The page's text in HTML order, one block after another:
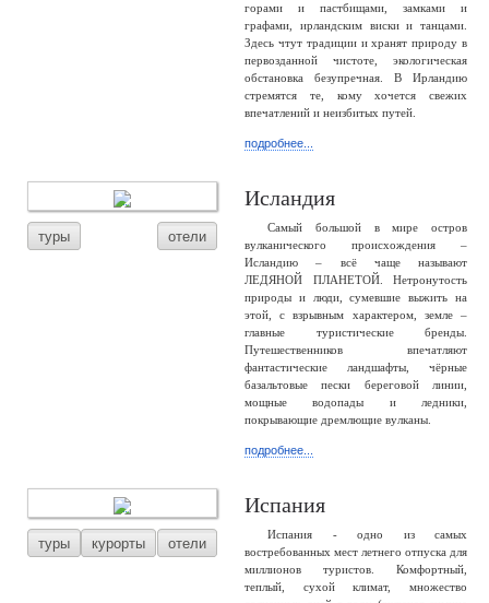
горами и пастбищами, замками и
графами, ирландским виски и танцами.
Здесь чтут традиции и хранят природу в
первозданной чистоте, экологическая
обстановка безупречная. В Ирландию
стремятся те, кому хочется свежих
впечатлений и неизбитых путей.
подробнее...
туры отели
Исландия
Самый большой в мире остров
вулканического происхождения –
Исландию – всё чаще называют
ЛЕДЯНОЙ ПЛАНЕТОЙ. Нетронутость
природы и люди, сумевшие выжить на
этой, с взрывным характером, земле –
главные туристические бренды.
Путешественников впечатляют
фантастические ландшафты, чёрные
базальтовые пески береговой линии,
мощные водопады и ледники,
покрывающие дремлющие вулканы.
подробнее...
туры курорты отели
Испания
Испания - одно из самых
востребованных мест летнего отпуска для
миллионов туристов. Комфортный,
теплый, сухой климат, множество